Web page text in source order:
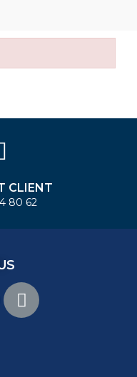
CLIENT
80 62